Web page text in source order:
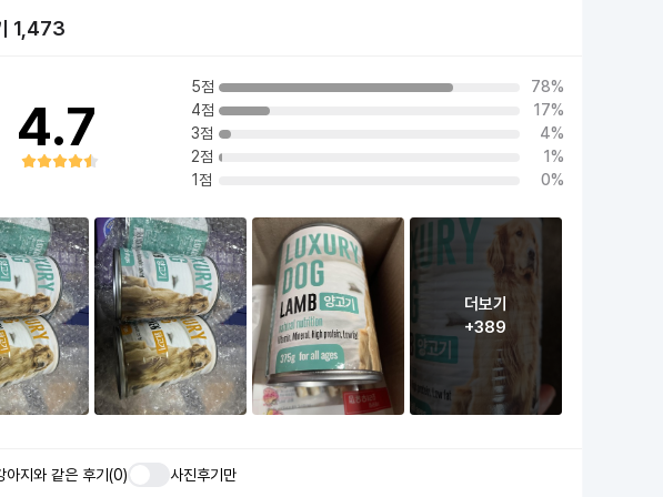
1,473
4.7
5점
78%
4점
17%
3점
4%
2점
1%
1점
0%
더보기
+389
아지와 같은 후기(0) 사진후기만